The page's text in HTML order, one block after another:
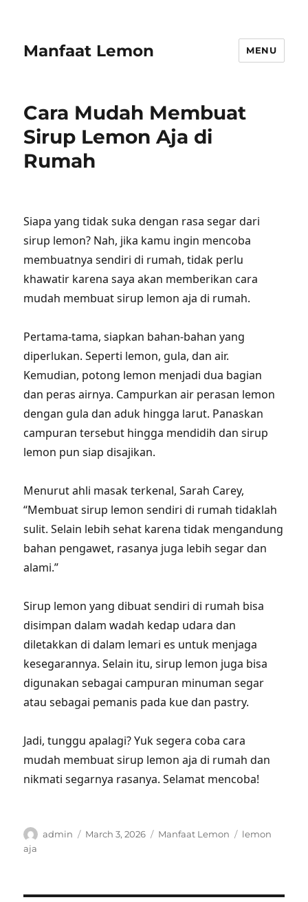
Manfaat Lemon MENU
Cara Mudah Membuat
Sirup Lemon Aja di
Rumah
Siapa yang tidak suka dengan rasa segar dari
sirup lemon? Nah, jika kamu ingin mencoba
membuatnya sendiri di rumah, tidak perlu
khawatir karena saya akan memberikan cara
mudah membuat sirup lemon aja di rumah.
Pertama-tama, siapkan bahan-bahan yang
diperlukan. Seperti lemon, gula, dan air.
Kemudian, potong lemon menjadi dua bagian
dan peras airnya. Campurkan air perasan lemon
dengan gula dan aduk hingga larut. Panaskan
campuran tersebut hingga mendidih dan sirup
lemon pun siap disajikan.
Menurut ahli masak terkenal, Sarah Carey,
“Membuat sirup lemon sendiri di rumah tidaklah
sulit. Selain lebih sehat karena tidak mengandung
bahan pengawet, rasanya juga lebih segar dan
alami.”
Sirup lemon yang dibuat sendiri di rumah bisa
disimpan dalam wadah kedap udara dan
diletakkan di dalam lemari es untuk menjaga
kesegarannya. Selain itu, sirup lemon juga bisa
digunakan sebagai campuran minuman segar
atau sebagai pemanis pada kue dan pastry.
Jadi, tunggu apalagi? Yuk segera coba cara
mudah membuat sirup lemon aja di rumah dan
nikmati segarnya rasanya. Selamat mencoba!
Author
admin
Posted
March 3, 2026 Categories
Manfaat Lemon Tags
lemon
aja